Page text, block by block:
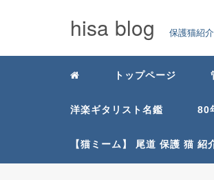
hisa blog 保護猫紹
トップページ
洋楽ギタリスト名鑑 80
【猫ミーム】 尾道 保護 猫 紹